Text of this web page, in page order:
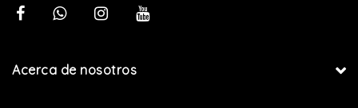
Acerca de nosotros